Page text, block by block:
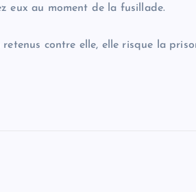
eux au moment de la fusillade.
contre elle, elle risque la